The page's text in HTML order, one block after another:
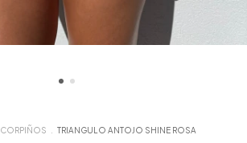
CORPIÑOS . TRIANGULO ANTOJO SHINE ROSA